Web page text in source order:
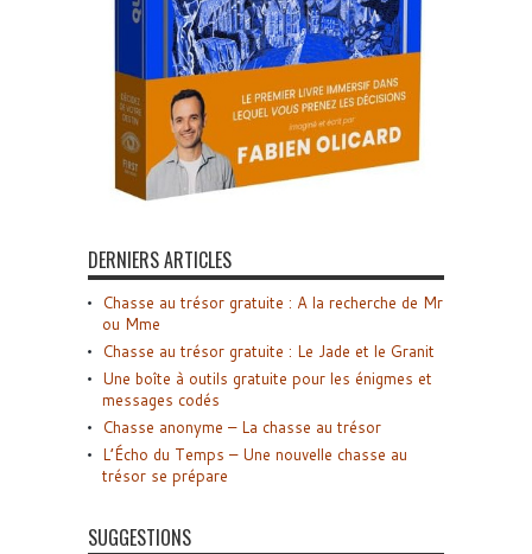
DERNIERS ARTICLES
Chasse au trésor gratuite : A la recherche de Mr
ou Mme
Chasse au trésor gratuite : Le Jade et le Granit
Une boîte à outils gratuite pour les énigmes et
messages codés
Chasse anonyme – La chasse au trésor
L’Écho du Temps – Une nouvelle chasse au
trésor se prépare
SUGGESTIONS